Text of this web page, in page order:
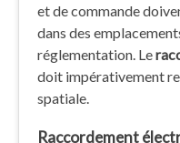
et de commande
dans des
réglementation. Le
doit impérativement
spatiale.
Raccordement